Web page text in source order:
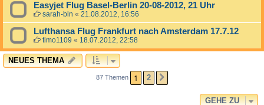
Easyjet Flug Basel-Berlin 20-08-2012, 21 Uhr
sarah-bln « 21.08.2012, 16:56
Lufthansa Flug Frankfurt nach Amsterdam 17.7.12
timo1109 « 18.07.2012, 22:58
NEUES THEMA
87 Themen 1 2
GEHE ZU